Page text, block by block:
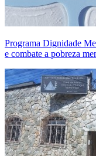
Programa Dignidade
e combate a pobreza